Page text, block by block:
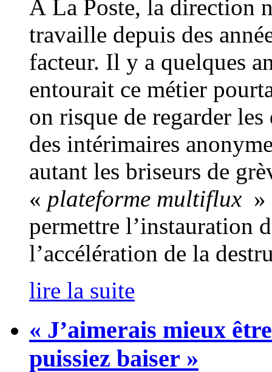
À La Poste, la direction
travaille depuis des
facteur. Il y a quelques
entourait ce métier
on risque de regarder
des intérimaires
autant les briseurs de
« plateforme multiflux »
permettre l’instauration
l’accélération de la
lire la suite
« J’aimerais mieux
puissiez baiser »